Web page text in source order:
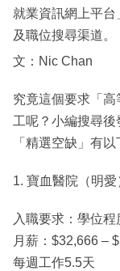
就業資訊網上平
及職位搜尋渠道。
文：Nic Chan
究竟這個要求「
工呢？小編搜尋後
「精選空缺」有
1. 寶血醫院（明
入職要求：學位
月薪：$32,666 –
每週工作5.5天